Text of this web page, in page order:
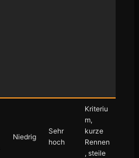
Niedrig
Sehr
hoch
Kriteriu
m,
kurze
Rennen
, steile